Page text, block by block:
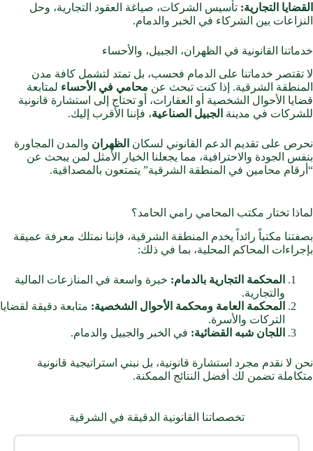
القضايا التجارية: تأسيس الشركات، صياغة العقود التجارية، وحل
النزاعات بين الشركاء في الخبر والدمام.
خدماتنا القانونية في الظهران، الجبيل، والأحساء
لا تقتصر خدماتنا على الدمام فحسب، بل تمتد لتشمل كافة مدن
المنطقة الشرقية. إذا كنت تبحث عن محامي في الأحساء لمتابعة
قضايا الأحوال الشخصية أو العقارات، أو تحتاج إلى استشارة قانونية
للشركات في مدينة الجبيل الصناعية، فإننا الأقرب إليك.
نحرص على تقديم الدعم القانوني لسكان الظهران والمدن المجاورة
بنفس الجودة والاحترافية، مما يجعلنا الخيار الأمثل لمن يبحث عن
“أرقام محامين في المنطقة الشرقية” يتمتعون بالمصداقية.
لماذا تختار مكتب المحامي رامي الحامد؟
بصفتنا مكتباً رائداً يخدم المنطقة الشرقية، فإننا نمتلك معرفة عميقة
بإجراءات المحاكم المحلية، بما في ذلك:
المحكمة التجارية بالدمام: خبرة واسعة في المنازعات المالية
والتجارية.
المحكمة العامة ومحكمة الأحوال الشخصية: متابعة دقيقة لقضايا
التركات والأسرة.
اللجان شبه القضائية: في الخبر والجبيل والدمام.
نحن لا نقدم مجرد استشارة قانونية، بل نبني استراتيجية قانونية
متكاملة تضمن لك أفضل النتائج الممكنة.
تخصصاتنا القانونية الدقيقة في الشرقية